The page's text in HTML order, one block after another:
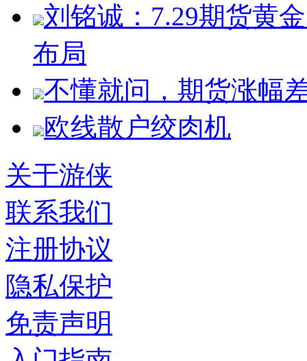
刘铭诚：7.29期货黄
布局
不懂就问，期货涨幅
欧线散户绞肉机
关于游侠
联系我们
注册协议
隐私保护
免责声明